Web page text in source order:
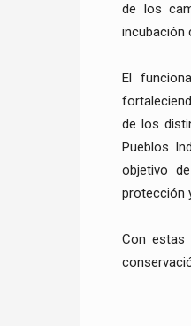
de los
incubación
El
de los
Pueblos
objetivo
protección
Con estas